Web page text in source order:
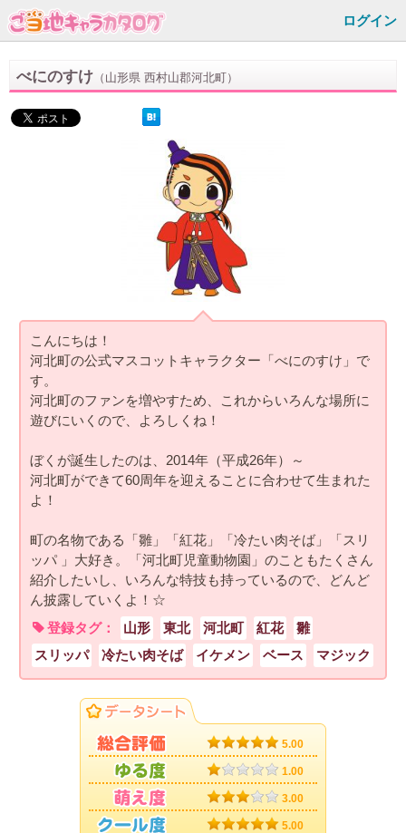
ログイン
べにのすけ （山形県 西村山郡河北町）
こんにちは！
河北町の公式マスコットキャラクター「べにのすけ」で
す。
河北町のファンを増やすため、これからいろんな場所に
遊びにいくので、よろしくね！
ぼくが誕生したのは、2014年（平成26年）～
河北町ができて60周年を迎えることに合わせて生まれた
よ！
町の名物である「雛」「紅花」「冷たい肉そば」「スリ
ッパ 」大好き。「河北町児童動物園」のこともたくさん
紹介したいし、いろんな特技も持っているので、どんど
ん披露していくよ！☆
登録タグ：
山形 東北 河北町 紅花
雛
スリッパ
冷たい肉そば イケメン ベース マジック
5.00
1.00
3.00
5.00